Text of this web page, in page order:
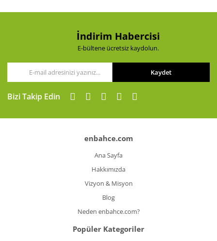
Ürün fiyatı diğer sitelerden daha pahalı.
Gönder
İndirim Habercisi
E-bültene ücretsiz kaydolun.
Kaydet
Bizi Takip Edin
enbahce.com
Ana Sayfa
Hakkımızda
Vizyon & Misyon
Blog
Neden enbahce.com?
Popüler Kategoriler